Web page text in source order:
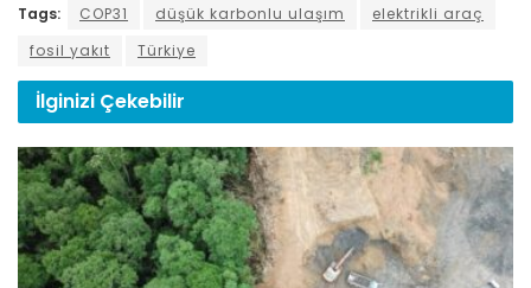
Tags: COP31 düşük karbonlu ulaşım
elektrikli araç
fosil yakıt
Türkiye
İlginizi Çekebilir